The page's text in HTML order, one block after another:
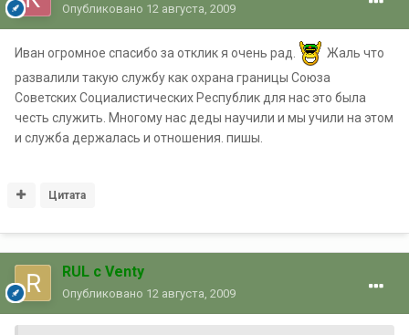
Опубликовано 12 августа, 2009
Иван огромное спасибо за отклик я очень рад.
Жаль что
развалили такую службу как охрана границы Союза
Советских Социалистических Республик для нас это была
честь служить. Многому нас деды научили и мы учили на этом
и служба держалась и отношения. пишы.
Цитата
RUL с Venty
Опубликовано 12 августа, 2009